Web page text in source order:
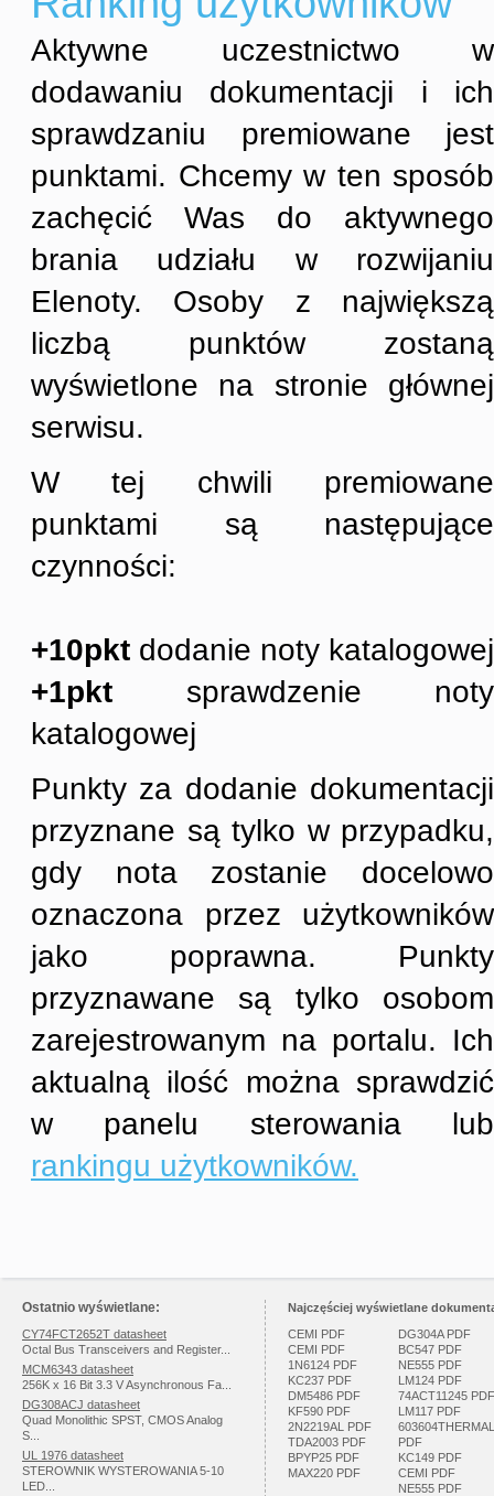
Aktywne uczestnictwo w
dodawaniu dokumentacji i ich
sprawdzaniu premiowane jest
punktami. Chcemy w ten sposób
zachęcić Was do aktywnego
brania udziału w rozwijaniu
Elenoty. Osoby z największą
liczbą punktów zostaną
wyświetlone na stronie głównej
serwisu.
W tej chwili premiowane
punktami są następujące
czynności:
+10pkt dodanie noty katalogowej
+1pkt sprawdzenie noty
katalogowej
Punkty za dodanie dokumentacji
przyznane są tylko w przypadku,
gdy nota zostanie docelowo
oznaczona przez użytkowników
jako poprawna. Punkty
przyznawane są tylko osobom
zarejestrowanym na portalu. Ich
aktualną ilość można sprawdzić
w panelu sterowania lub
rankingu użytkowników.
Ostatnio wyświetlane:
CY74FCT2652T datasheet
Octal Bus Transceivers and Register...
MCM6343 datasheet
256K x 16 Bit 3.3 V Asynchronous Fa...
DG308ACJ datasheet
Quad Monolithic SPST, CMOS Analog
S...
UL 1976 datasheet
STEROWNIK WYSTEROWANIA 5-10
LED...
Najczęściej wyświetlane
CEMI PDF
CEMI PDF
1N6124 PDF
KC237 PDF
DM5486 PDF
KF590 PDF
2N2219AL PDF
TDA2003 PDF
BPYP25 PDF
MAX220 PDF
DG304A PDF
BC547 PDF
NE555 PDF
LM124 PDF
74ACT11245 PDF
LM117 PDF
603604THERMAL
PDF
KC149 PDF
CEMI PDF
NE555 PDF